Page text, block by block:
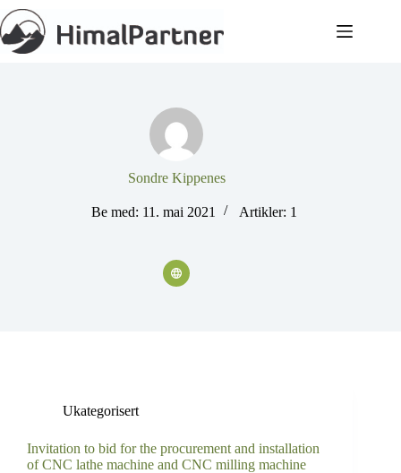
Hopp
til
innholdet
Sondre Kippenes
Be med: 11. mai 2021 Artikler: 1
Ukategorisert
Invitation to bid for the procurement and installation
of CNC lathe machine and CNC milling machine